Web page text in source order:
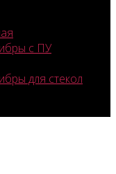
с ПУ
для стекол